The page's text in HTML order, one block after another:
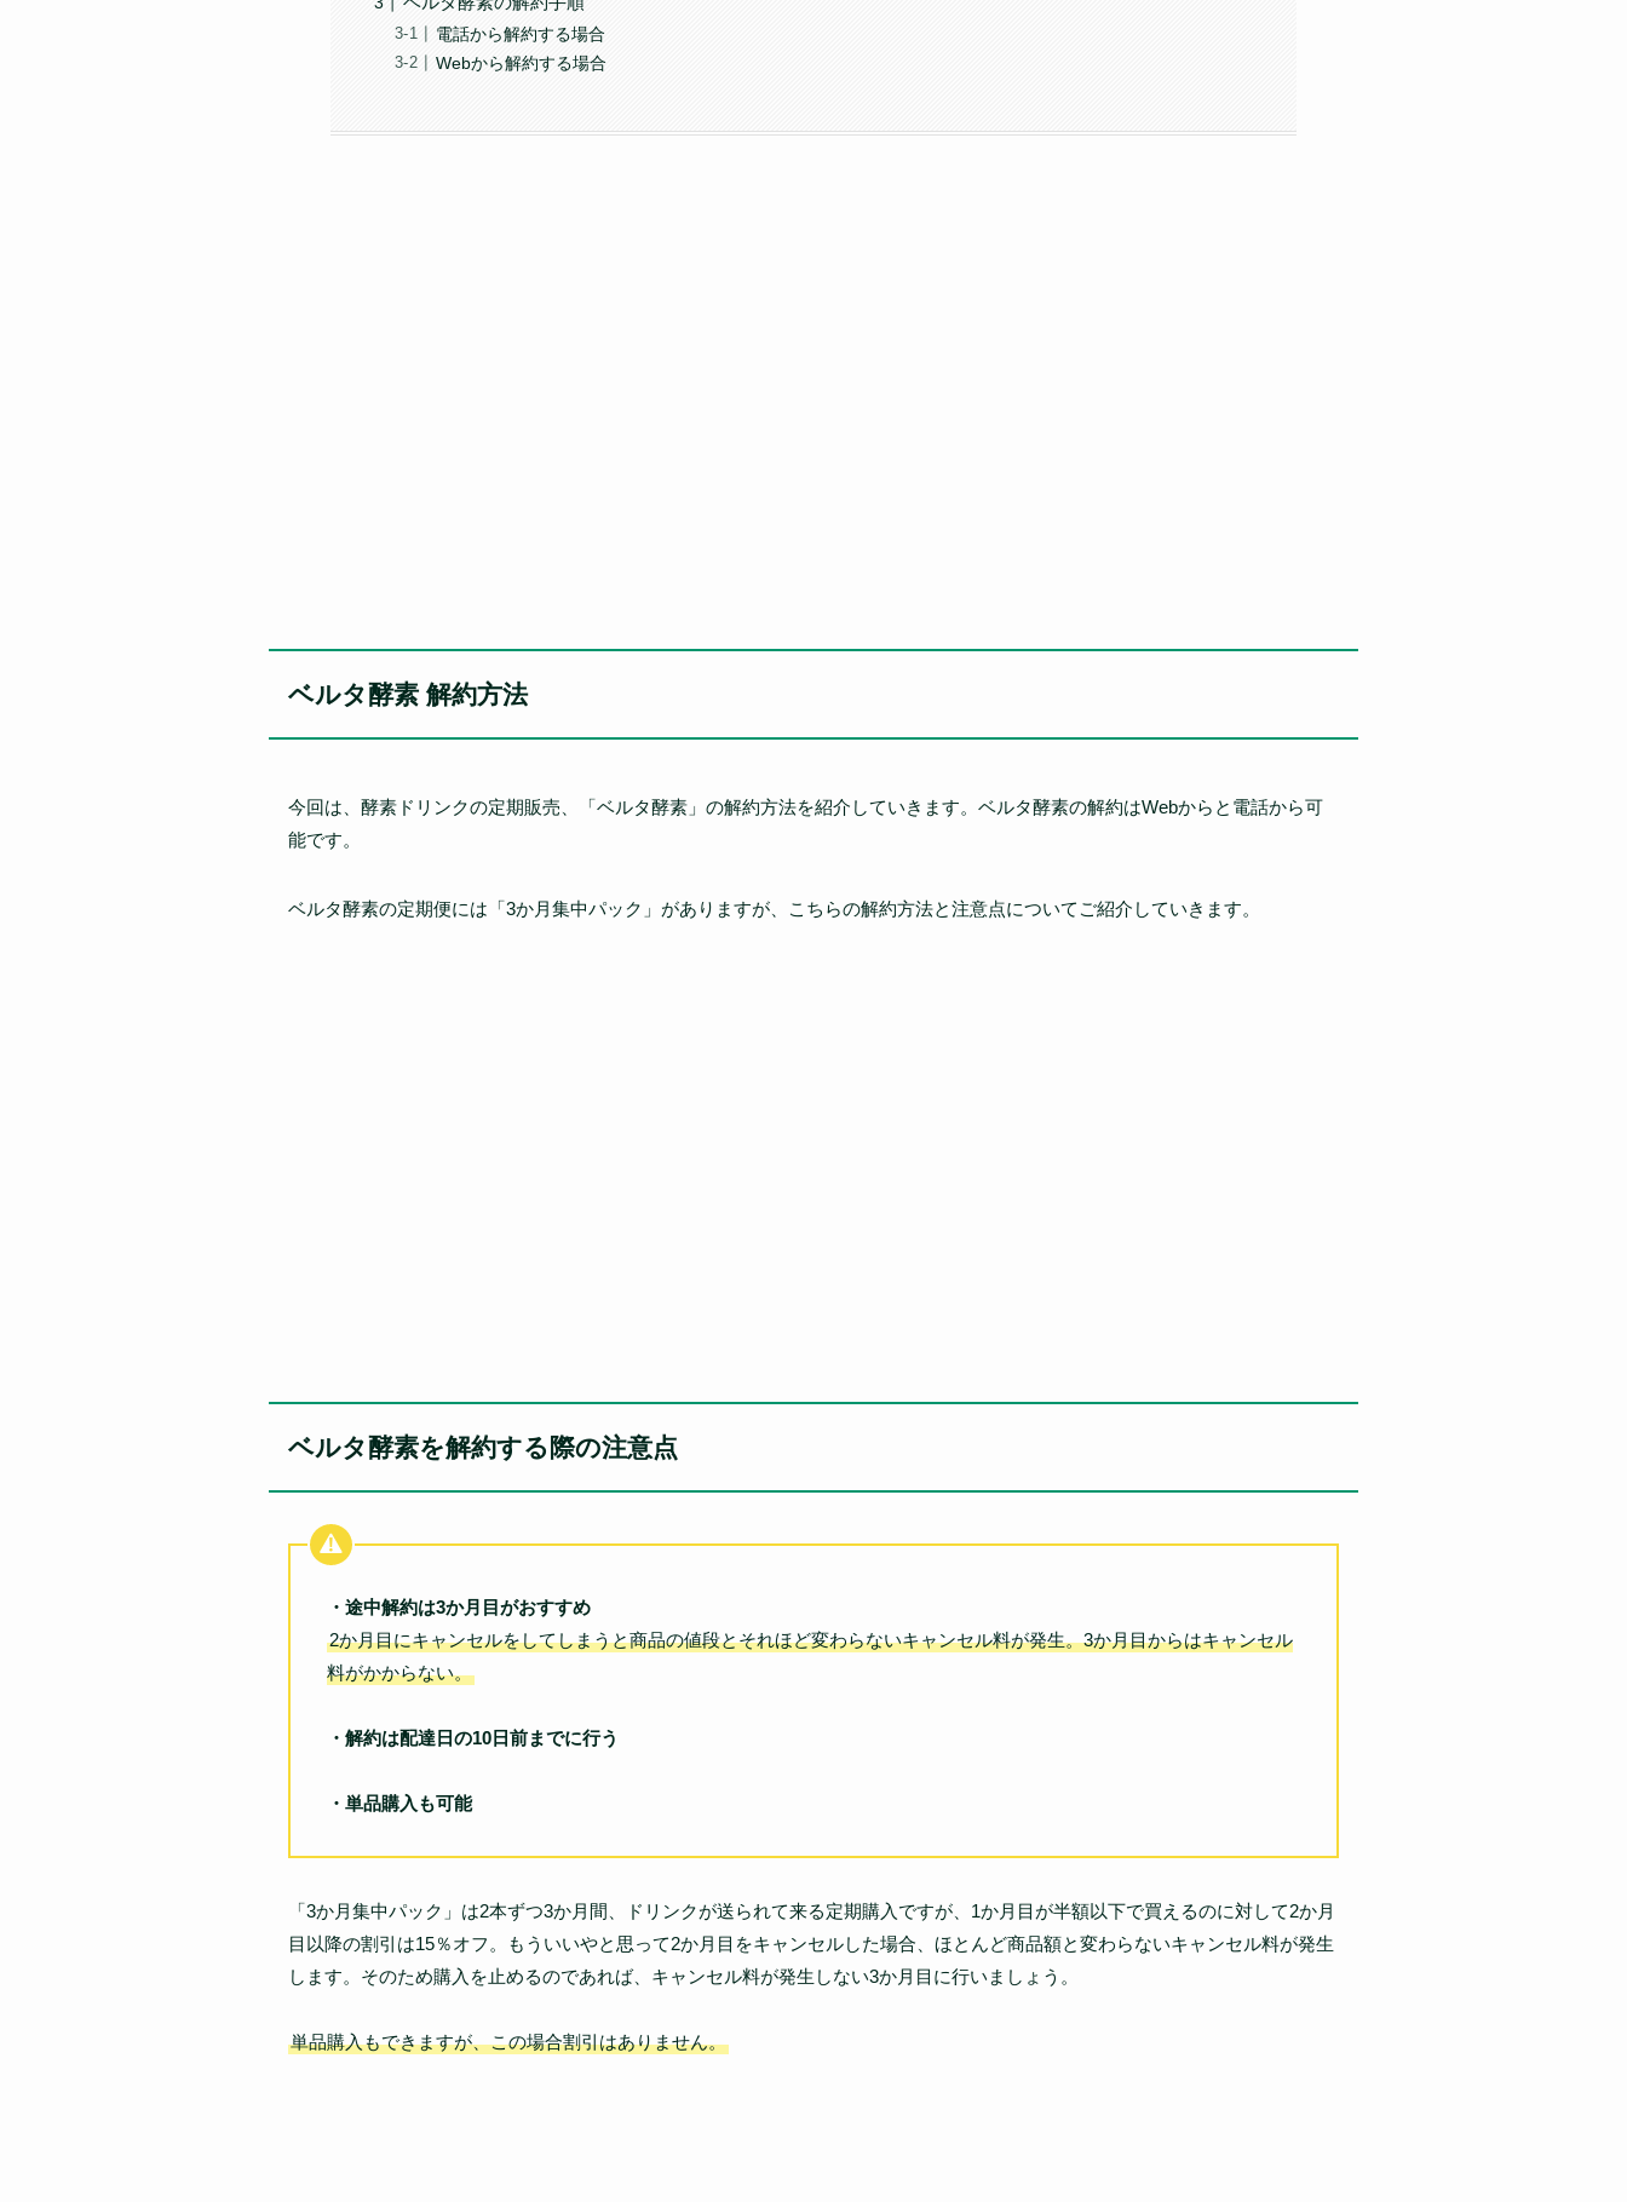
電話から解約する場合
Webから解約する場合
ベルタ酵素 解約方法
今回は、酵素ドリンクの定期販売、「ベルタ酵素」の解約方法を紹介していきます。ベルタ酵素の解約はWebからと電話から可
能です。
ベルタ酵素の定期便には「3か月集中パック」がありますが、こちらの解約方法と注意点についてご紹介していきます。
ベルタ酵素を解約する際の注意点
・途中解約は3か月目がおすすめ
2か月目にキャンセルをしてしまうと商品の値段とそれほど変わらないキャンセル料が発生。3か月目からはキャンセル
料がかからない。
・解約は配達日の10日前までに行う
・単品購入も可能
「3か月集中パック」は2本ずつ3か月間、ドリンクが送られて来る定期購入ですが、1か月目が半額以下で買えるのに対して2か月
目以降の割引は15％オフ。もういいやと思って2か月目をキャンセルした場合、ほとんど商品額と変わらないキャンセル料が発生
します。そのため購入を止めるのであれば、キャンセル料が発生しない3か月目に行いましょう。
単品購入もできますが、この場合割引はありません。